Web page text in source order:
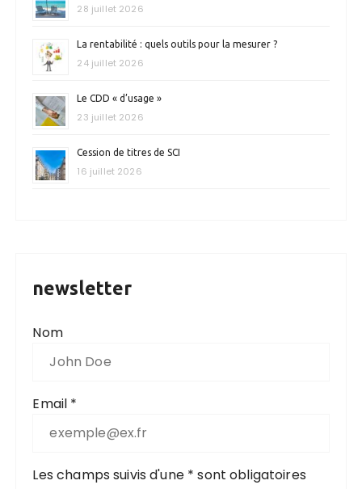
28 juillet 2026
La rentabilité : quels outils pour la mesurer ?
24 juillet 2026
Le CDD « d’usage »
23 juillet 2026
Cession de titres de SCI
16 juillet 2026
newsletter
Nom
Email *
Les champs suivis d'une * sont obligatoires